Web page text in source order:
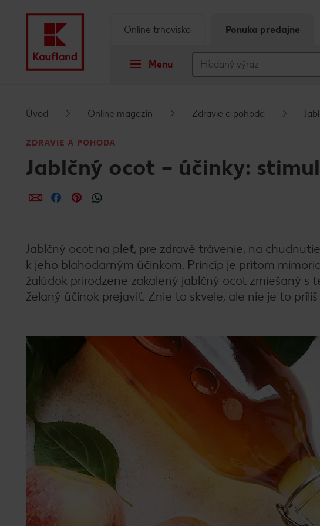
Päta
Vyskakovací bočný panel
Menu
Online trhovisko Ponuka predajne
Úvod Online magazín Zdravie a pohoda
ZDRAVIE A POHODA
Jablčný ocot – účinky:
ZdieľaťZdieľaťZdieľať
Jablčný ocot na pleť, pre zdravé trávenie, na
k jeho blahodarným účinkom. Princíp je pritom
žalúdok prirodzene zakalený jablčný ocot zmiešaný s
želaný účinok prejaviť. Znie to skvele, ale nie je to